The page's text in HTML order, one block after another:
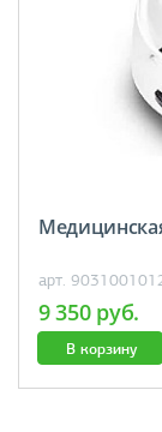
арт.
9 350 руб.
В корзину